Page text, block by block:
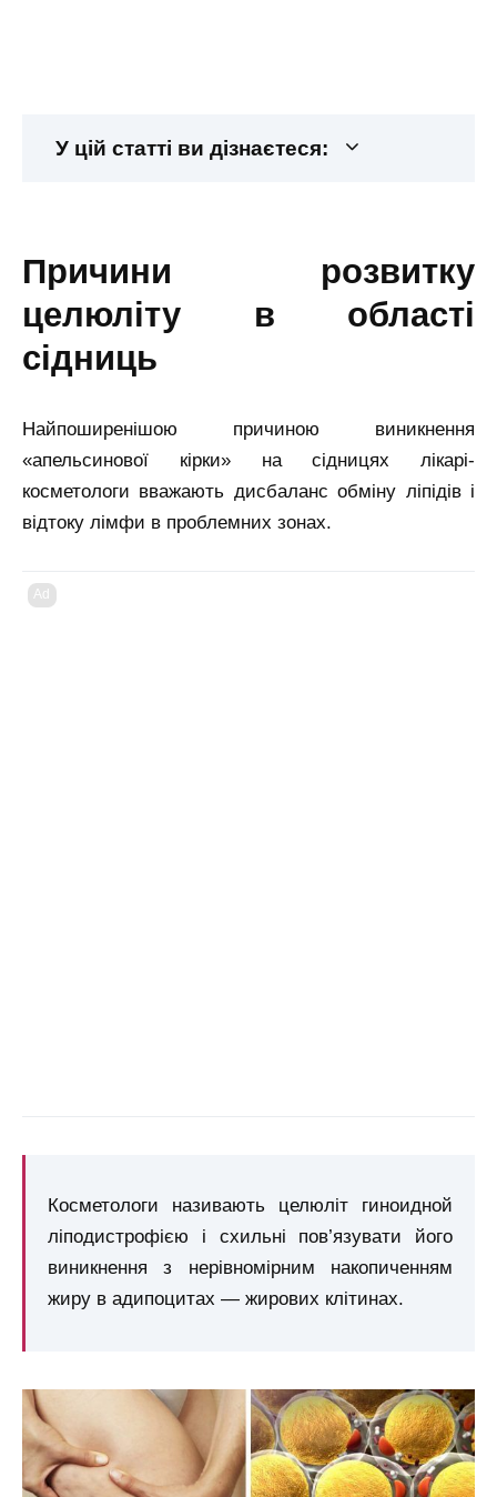
У цій статті ви дізнаєтеся:
причини розвитку
целюліту в області
сідниць
Найпоширенішою причиною виникнення
«апельсинової кірки» на сідницях лікарі-
косметологи вважають дисбаланс обміну ліпідів і
відтоку лімфи в проблемних зонах.
Ad
Косметологи називають целюліт гиноидной
ліподистрофією і схильні пов’язувати його
виникнення з нерівномірним накопиченням
жиру в адипоцитах — жирових клітинах.